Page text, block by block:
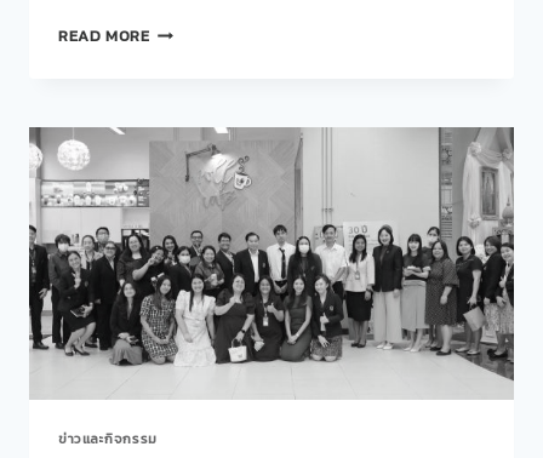
READ MOREกิจกรรม
สาระ”
ที่
333
หัวข้อ
เมื่อ…
อาจารย์
และ
นักศึกษา
ต้อง
ไป…
ใน
ข่าวและกิจกรรม